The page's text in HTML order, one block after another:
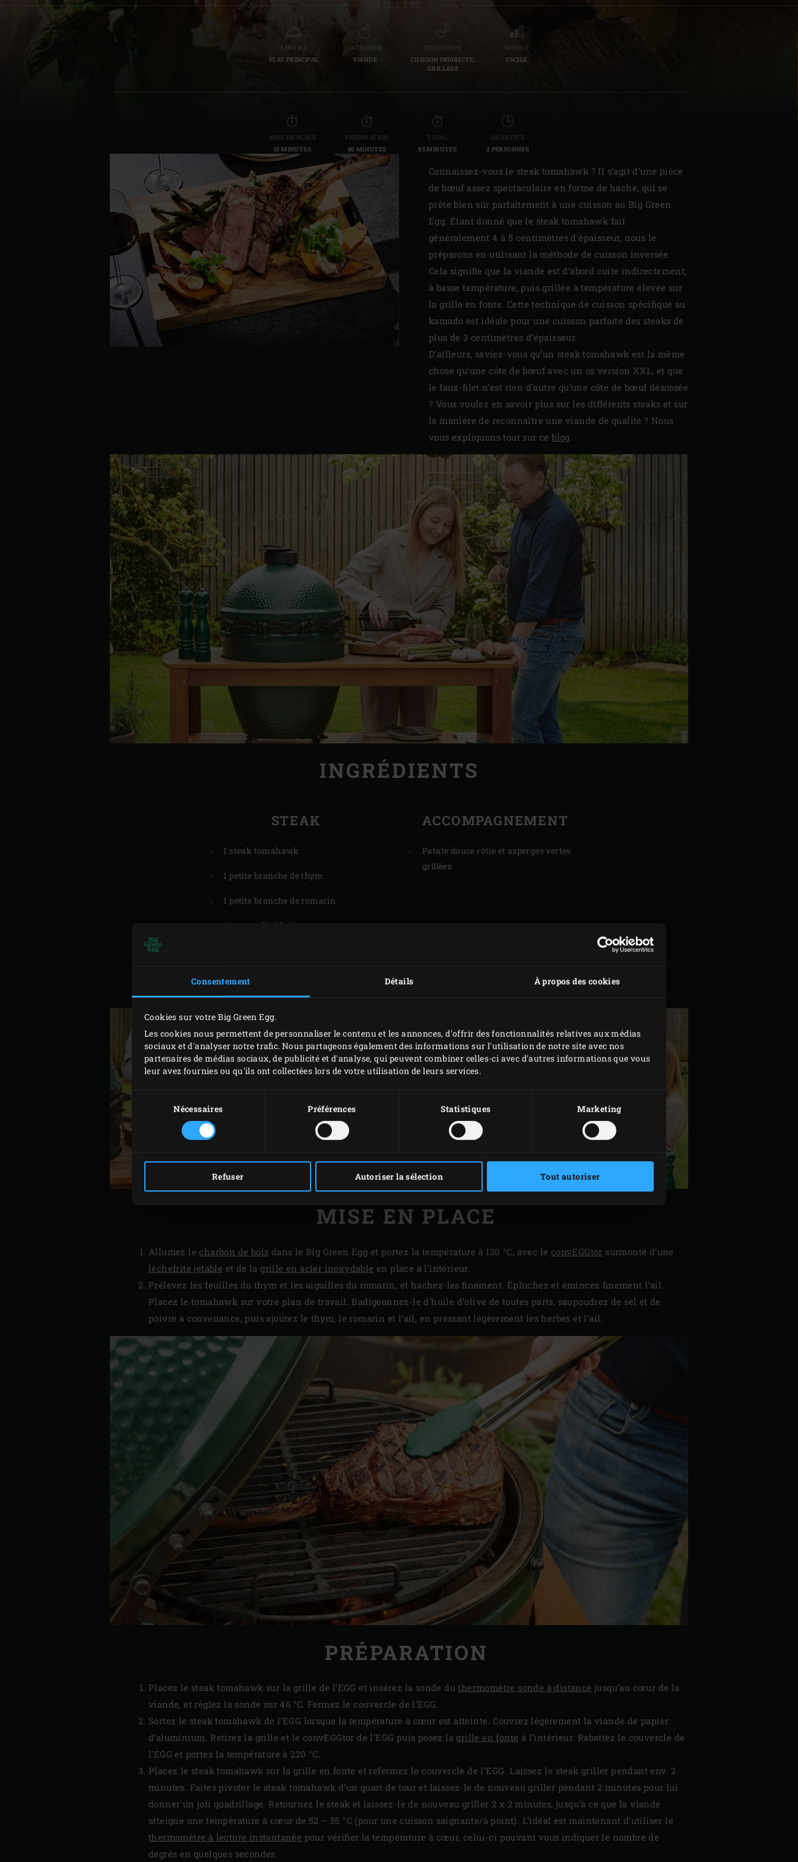
Consentement Détails À propos des cookies
Cookies sur votre Big Green Egg.
Les cookies nous permettent de personnaliser le contenu et les annonces, d'offrir des fonctionnalités relatives aux médias
sociaux et d'analyser notre trafic. Nous partageons également des informations sur l'utilisation de notre site avec nos
partenaires de médias sociaux, de publicité et d'analyse, qui peuvent combiner celles-ci avec d'autres informations que vous
leur avez fournies ou qu'ils ont collectées lors de votre utilisation de leurs services.
Sélection
consentement
Nécessaires Préférences Statistiques Marketing
Refuser Autoriser la sélection Tout autoriser
France | France
Hungary | Magyarország
Spain | España
Sweden | Sverige
Switzerland (French) | Schweiz (Français)
Switzerland | Schweiz
RECETTE
SERVICE
PLAT PRINCIPAL
CATÉGORIE
VIANDE
TECHNIQUE
CUISSON INDIRECTE,
GRILLADE
NIVEAU
FACILE
MISE EN PLACE
15 MINUTES
PRÉPARATION
80 MINUTES
TOTAL
95 MINUTES
QUANTITÉ
2 PERSONNES
Connaissez-vous le steak tomahawk ? Il s’agit d’une pièce
de bœuf assez spectaculaire en forme de hache, qui se
prête bien sûr parfaitement à une cuisson au Big Green
Egg. Étant donné que le steak tomahawk fait
généralement 4 à 5 centimètres d’épaisseur, nous le
préparons en utilisant la méthode de cuisson inversée.
Cela signifie que la viande est d’abord cuite indirectement,
à basse température, puis grillée à température élevée sur
la grille en fonte. Cette technique de cuisson spécifique au
kamado est idéale pour une cuisson parfaite des steaks de
plus de 3 centimètres d’épaisseur.
D’ailleurs, saviez-vous qu’un steak tomahawk est la même
chose qu’une côte de bœuf avec un os version XXL, et que
le faux-filet n’est rien d’autre qu’une côte de bœuf désossée
? Vous voulez en savoir plus sur les différents steaks et sur
la manière de reconnaître une viande de qualité ? Nous
vous expliquons tout sur ceblog.
INGRÉDIENTS
STEAK
1 steak tomahawk
1 petite branche de thym
1 petite branche de romarin
1 gousse d’ail frais
ACCOMPAGNEMENT
Patate douce rôtie et asperges vertes
grillées
MISE EN PLACE
Allumez le charbon de bois dans le Big Green Egg et portez la température à 120 °C, avec le convEGGtor surmonté d’une
lèchefrite jetable et de lagrille en acier inoxydable en place à l’intérieur.
Prélevez les feuilles du thym et les aiguilles du romarin, et hachez-les finement. Épluchez et émincez finement l’ail.
Placez le tomahawk sur votre plan de travail. Badigeonnez-le d’huile d’olive de toutes parts, saupoudrez de sel et de
poivre à convenance, puis ajoutez le thym, le romarin et l’ail, en pressant légèrement les herbes et l’ail.
PRÉPARATION
Placez le steak tomahawk sur la grille de l’EGG et insérez la sonde duthermomètre sonde à distance jusqu’au cœur de la
viande, et réglez la sonde sur 46 °C. Fermez le couvercle de l’EGG.
Sortez le steak tomahawk de l’EGG lorsque la température à cœur est atteinte. Couvrez légèrement la viande de papier
d’aluminium. Retirez la grille et le convEGGtor de l’EGG puis posez la grille en fonte à l’intérieur. Rabattez le couvercle de
l’EGG et portez la température à 220 °C.
Placez le steak tomahawk sur la grille en fonte et refermez le couvercle de l’EGG. Laissez le steak griller pendant env. 2
minutes. Faites pivoter le steak tomahawk d’un quart de tour et laissez-le de nouveau griller pendant 2 minutes pour lui
donner un joli quadrillage. Retournez le steak et laissez-le de nouveau griller 2 x 2 minutes, jusqu’à ce que la viande
atteigne une température à cœur de 52 – 55 °C (pour une cuisson saignante/à point). L’idéal est maintenant d’utiliser le
thermomètre à lecture instantanée pour vérifier la température à cœur, celui-ci pouvant vous indiquer le nombre de
degrés en quelques secondes.